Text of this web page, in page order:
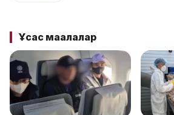
Ұқсас мақалалар